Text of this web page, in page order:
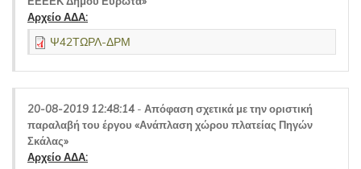
Αρχείο ΑΔΑ:
Ψ42ΤΩΡΛ-ΔΡΜ
20-08-2019 12:48:14 - Απόφαση σχετικά με την οριστική
παραλαβή του έργου «Ανάπλαση χώρου πλατείας Πηγών
Σκάλας»
Αρχείο ΑΔΑ: